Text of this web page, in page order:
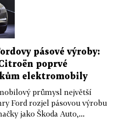
pásové výroby:
poprvé
elektromobily
průmysl největší
Ford rozjel pásovou výrobu
jako Škoda Auto,...